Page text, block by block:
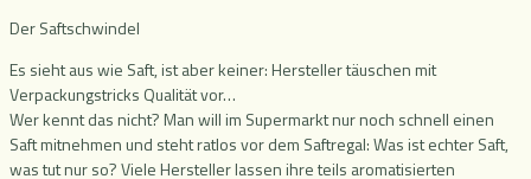
Der Saftschwindel
Es sieht aus wie Saft, ist aber keiner: Hersteller täuschen mit
Verpackungstricks Qualität vor…
Wer kennt das nicht? Man will im Supermarkt nur noch schnell einen
Saft mitnehmen und steht ratlos vor dem Saftregal: Was ist echter Saft,
was tut nur so? Viele Hersteller lassen ihre teils aromatisierten